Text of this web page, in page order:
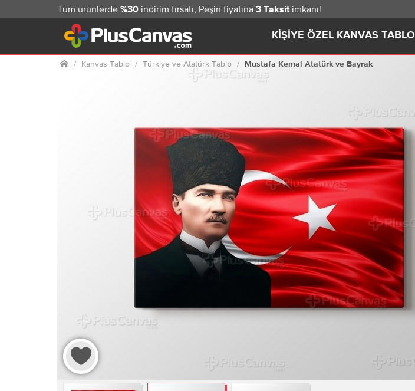
KIŞIYE ÖZEL KANVAS TABLO
Tüm ürünlerde %30 indirim fırsatı, Peşin fiyatına 3 Taksit imkanı!
Ana sayfa
Kanvas Tablo Türkiye ve Atatürk Tablo Mustafa Kemal Atatürk ve Bayrak